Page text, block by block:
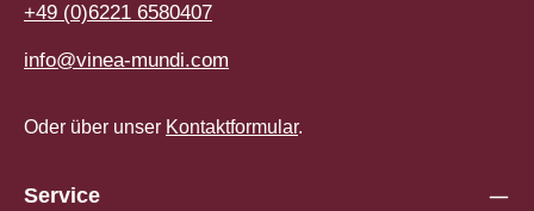
+49 (0)6221 6580407
info@vinea-mundi.com
Oder über unser Kontaktformular.
Service